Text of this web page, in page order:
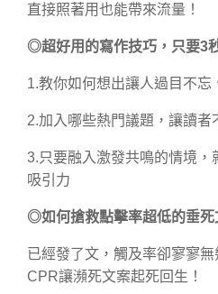
直接照著用也能帶來流量！
◎超好用的寫作技巧，只要3
1.教你如何想出讓人過目不忘
2.加入哪些熱門議題，讓讀者
3.只要融入激發共鳴的情境，
吸引力
◎如何搶救點擊率超低的垂死
已經發了文，觸及率卻寥寥
CPR讓瀕死文案起死回生！